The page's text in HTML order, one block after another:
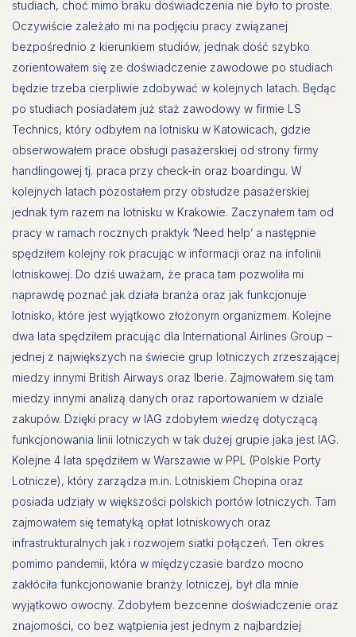
studiach, choć mimo braku doświadczenia nie było to proste.
Oczywiście zależało mi na podjęciu pracy związanej
bezpośrednio z kierunkiem studiów, jednak dość szybko
zorientowałem się ze doświadczenie zawodowe po studiach
będzie trzeba cierpliwie zdobywać w kolejnych latach. Będąc
po studiach posiadałem już staż zawodowy w firmie LS
Technics, który odbyłem na lotnisku w Katowicach, gdzie
obserwowałem prace obsługi pasażerskiej od strony firmy
handlingowej tj. praca przy check-in oraz boardingu. W
kolejnych latach pozostałem przy obsłudze pasażerskiej
jednak tym razem na lotnisku w Krakowie. Zaczynałem tam od
pracy w ramach rocznych praktyk ‘Need help’ a następnie
spędziłem kolejny rok pracując w informacji oraz na infolinii
lotniskowej. Do dziś uważam, że praca tam pozwoliła mi
naprawdę poznać jak działa branża oraz jak funkcjonuje
lotnisko, które jest wyjątkowo złożonym organizmem. Kolejne
dwa lata spędziłem pracując dla International Airlines Group –
jednej z największych na świecie grup lotniczych zrzeszającej
miedzy innymi British Airways oraz Iberie. Zajmowałem się tam
miedzy innymi analizą danych oraz raportowaniem w dziale
zakupów. Dzięki pracy w IAG zdobyłem wiedzę dotyczącą
funkcjonowania linii lotniczych w tak dużej grupie jaka jest IAG.
Kolejne 4 lata spędziłem w Warszawie w PPL (Polskie Porty
Lotnicze), który zarządza m.in. Lotniskiem Chopina oraz
posiada udziały w większości polskich portów lotniczych. Tam
zajmowałem się tematyką opłat lotniskowych oraz
infrastrukturalnych jak i rozwojem siatki połączeń. Ten okres
pomimo pandemii, która w międzyczasie bardzo mocno
zakłóciła funkcjonowanie branży lotniczej, był dla mnie
wyjątkowo owocny. Zdobyłem bezcenne doświadczenie oraz
znajomości, co bez wątpienia jest jednym z najbardziej